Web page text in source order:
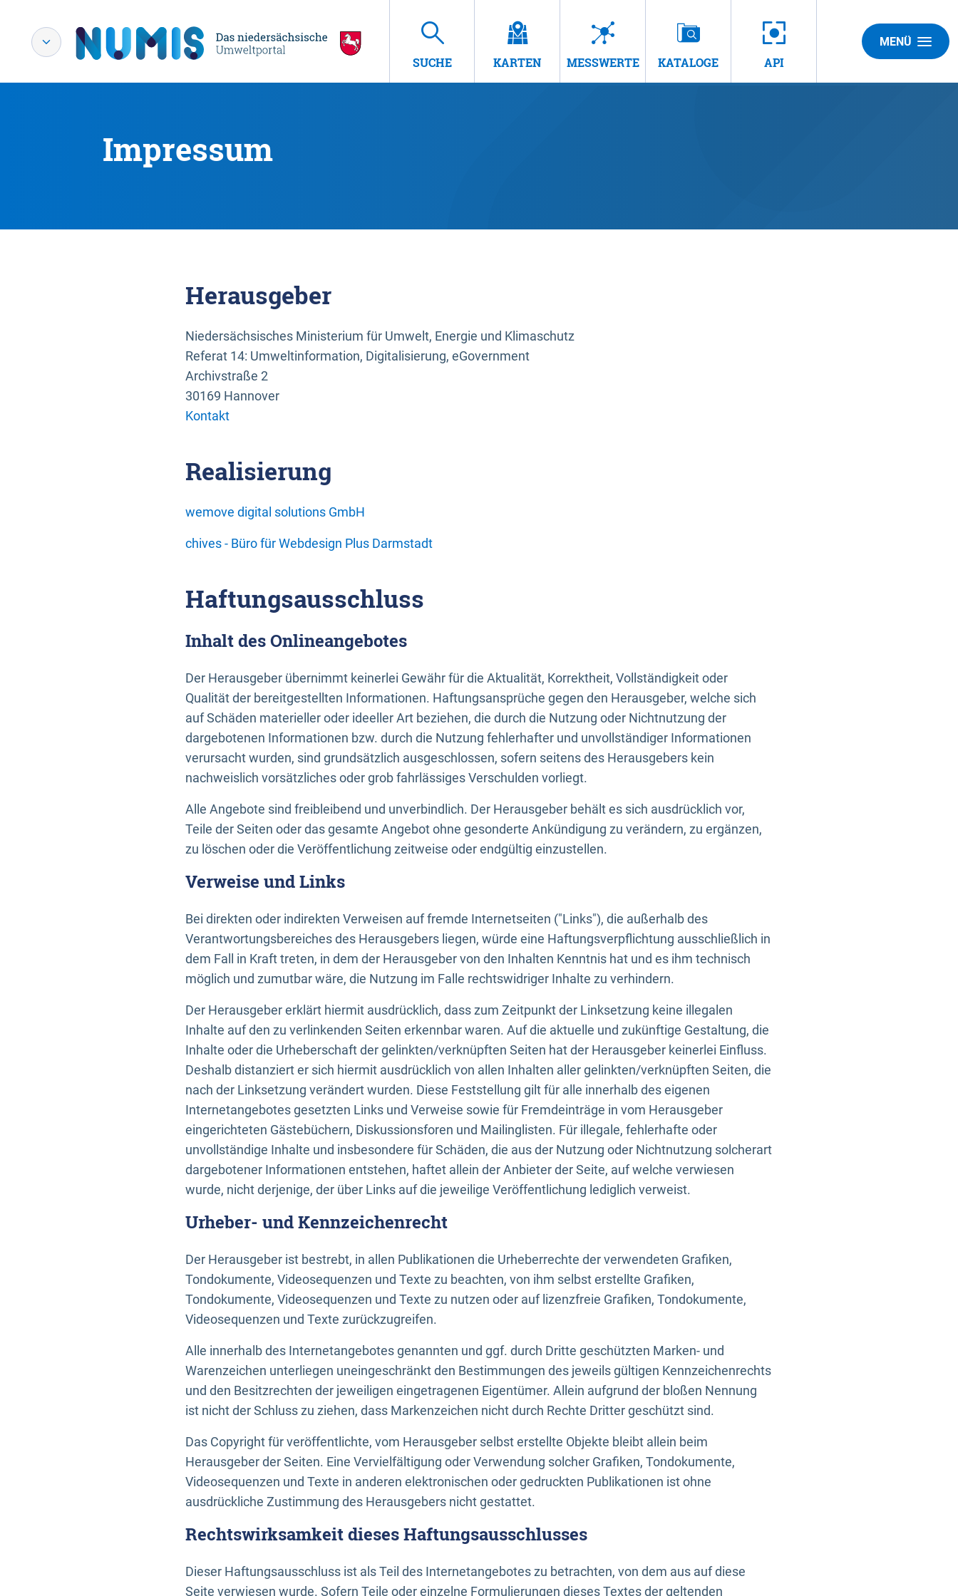
SUCHE KARTEN MESSWERTE KATALOGE API
MENÜ
Impressum
Herausgeber
Niedersächsisches Ministerium für Umwelt, Energie und Klimaschutz
Referat 14: Umweltinformation, Digitalisierung, eGovernment
Archivstraße 2
30169 Hannover
Kontakt
Realisierung
wemove digital solutions GmbH
chives - Büro für Webdesign Plus Darmstadt
Haftungsausschluss
Inhalt des Onlineangebotes
Der Herausgeber übernimmt keinerlei Gewähr für die Aktualität, Korrektheit, Vollständigkeit oder
Qualität der bereitgestellten Informationen. Haftungsansprüche gegen den Herausgeber, welche sich
auf Schäden materieller oder ideeller Art beziehen, die durch die Nutzung oder Nichtnutzung der
dargebotenen Informationen bzw. durch die Nutzung fehlerhafter und unvollständiger Informationen
verursacht wurden, sind grundsätzlich ausgeschlossen, sofern seitens des Herausgebers kein
nachweislich vorsätzliches oder grob fahrlässiges Verschulden vorliegt.
Alle Angebote sind freibleibend und unverbindlich. Der Herausgeber behält es sich ausdrücklich vor,
Teile der Seiten oder das gesamte Angebot ohne gesonderte Ankündigung zu verändern, zu ergänzen,
zu löschen oder die Veröffentlichung zeitweise oder endgültig einzustellen.
Verweise und Links
Bei direkten oder indirekten Verweisen auf fremde Internetseiten ("Links"), die außerhalb des
Verantwortungsbereiches des Herausgebers liegen, würde eine Haftungsverpflichtung ausschließlich in
dem Fall in Kraft treten, in dem der Herausgeber von den Inhalten Kenntnis hat und es ihm technisch
möglich und zumutbar wäre, die Nutzung im Falle rechtswidriger Inhalte zu verhindern.
Der Herausgeber erklärt hiermit ausdrücklich, dass zum Zeitpunkt der Linksetzung keine illegalen
Inhalte auf den zu verlinkenden Seiten erkennbar waren. Auf die aktuelle und zukünftige Gestaltung, die
Inhalte oder die Urheberschaft der gelinkten/verknüpften Seiten hat der Herausgeber keinerlei Einfluss.
Deshalb distanziert er sich hiermit ausdrücklich von allen Inhalten aller gelinkten/verknüpften Seiten, die
nach der Linksetzung verändert wurden. Diese Feststellung gilt für alle innerhalb des eigenen
Internetangebotes gesetzten Links und Verweise sowie für Fremdeinträge in vom Herausgeber
eingerichteten Gästebüchern, Diskussionsforen und Mailinglisten. Für illegale, fehlerhafte oder
unvollständige Inhalte und insbesondere für Schäden, die aus der Nutzung oder Nichtnutzung solcherart
dargebotener Informationen entstehen, haftet allein der Anbieter der Seite, auf welche verwiesen
wurde, nicht derjenige, der über Links auf die jeweilige Veröffentlichung lediglich verweist.
Urheber- und Kennzeichenrecht
Der Herausgeber ist bestrebt, in allen Publikationen die Urheberrechte der verwendeten Grafiken,
Tondokumente, Videosequenzen und Texte zu beachten, von ihm selbst erstellte Grafiken,
Tondokumente, Videosequenzen und Texte zu nutzen oder auf lizenzfreie Grafiken, Tondokumente,
Videosequenzen und Texte zurückzugreifen.
Alle innerhalb des Internetangebotes genannten und ggf. durch Dritte geschützten Marken- und
Warenzeichen unterliegen uneingeschränkt den Bestimmungen des jeweils gültigen Kennzeichenrechts
und den Besitzrechten der jeweiligen eingetragenen Eigentümer. Allein aufgrund der bloßen Nennung
ist nicht der Schluss zu ziehen, dass Markenzeichen nicht durch Rechte Dritter geschützt sind.
Das Copyright für veröffentlichte, vom Herausgeber selbst erstellte Objekte bleibt allein beim
Herausgeber der Seiten. Eine Vervielfältigung oder Verwendung solcher Grafiken, Tondokumente,
Videosequenzen und Texte in anderen elektronischen oder gedruckten Publikationen ist ohne
ausdrückliche Zustimmung des Herausgebers nicht gestattet.
Rechtswirksamkeit dieses Haftungsausschlusses
Dieser Haftungsausschluss ist als Teil des Internetangebotes zu betrachten, von dem aus auf diese
Seite verwiesen wurde. Sofern Teile oder einzelne Formulierungen dieses Textes der geltenden